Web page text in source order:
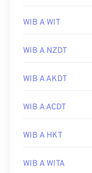
WIB A WIT
WIB A NZDT
WIB A AKDT
WIB A ACDT
WIB A HKT
WIB A WITA